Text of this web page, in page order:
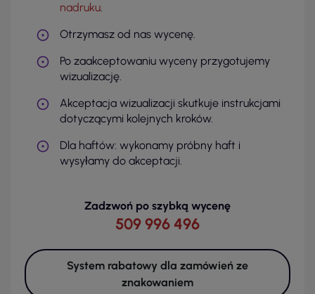
nadruku.
Otrzymasz od nas wycenę.
Po zaakceptowaniu wyceny przygotujemy
wizualizację.
Akceptacja wizualizacji skutkuje instrukcjami
dotyczącymi kolejnych kroków.
Dla haftów: wykonamy próbny haft i
wysyłamy do akceptacji.
Zadzwoń po szybką wycenę
509 996 496
System rabatowy dla zamówień ze
znakowaniem